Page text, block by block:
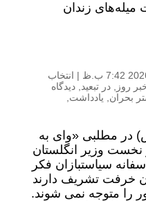
میله‌های زندان
| انتخاب
روز در تبعید
دیدگاه
بحران یادداشت
(2 ماه پیش) در مطلبی «وای به
نخست وزیر انگلستان
سیاستبازان فکر
خرفت تشریف دارند
را متوجه نمی شوند.